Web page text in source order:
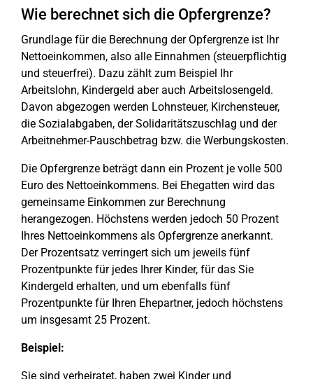
Wie berechnet sich die Opfergrenze?
Grundlage für die Berechnung der Opfergrenze ist Ihr
Nettoeinkommen, also alle Einnahmen (steuerpflichtig
und steuerfrei). Dazu zählt zum Beispiel Ihr
Arbeitslohn, Kindergeld aber auch Arbeitslosengeld.
Davon abgezogen werden Lohnsteuer, Kirchensteuer,
die Sozialabgaben, der Solidaritätszuschlag und der
Arbeitnehmer-Pauschbetrag bzw. die Werbungskosten.
Die Opfergrenze beträgt dann ein Prozent je volle 500
Euro des Nettoeinkommens. Bei Ehegatten wird das
gemeinsame Einkommen zur Berechnung
herangezogen. Höchstens werden jedoch 50 Prozent
Ihres Nettoeinkommens als Opfergrenze anerkannt.
Der Prozentsatz verringert sich um jeweils fünf
Prozentpunkte für jedes Ihrer Kinder, für das Sie
Kindergeld erhalten, und um ebenfalls fünf
Prozentpunkte für Ihren Ehepartner, jedoch höchstens
um insgesamt 25 Prozent.
Beispiel:
Sie sind verheiratet, haben zwei Kinder und